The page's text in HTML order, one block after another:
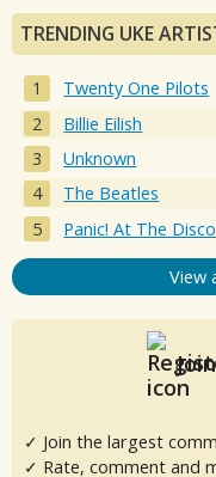
TRENDING UKE
Twenty One Pilots
Billie Eilish
Unknown
The Beatles
Panic! At The Disco
View
✓ Join the largest
✓ Rate, comment and